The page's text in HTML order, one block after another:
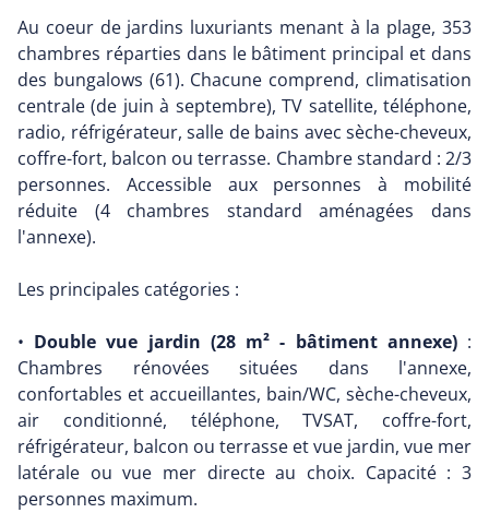
Au coeur de jardins luxuriants menant à la plage, 353
chambres réparties dans le bâtiment principal et dans
des bungalows (61). Chacune comprend, climatisation
centrale (de juin à septembre), TV satellite, téléphone,
radio, réfrigérateur, salle de bains avec sèche-cheveux,
coffre-fort, balcon ou terrasse. Chambre standard : 2/3
personnes. Accessible aux personnes à mobilité
réduite (4 chambres standard aménagées dans
l'annexe).
Les principales catégories :
• Double vue jardin (28 m² - bâtiment annexe):
Chambres rénovées situées dans l'annexe,
confortables et accueillantes, bain/WC, sèche-cheveux,
air conditionné, téléphone, TVSAT, coffre-fort,
réfrigérateur, balcon ou terrasse et vue jardin, vue mer
latérale ou vue mer directe au choix. Capacité : 3
personnes maximum.